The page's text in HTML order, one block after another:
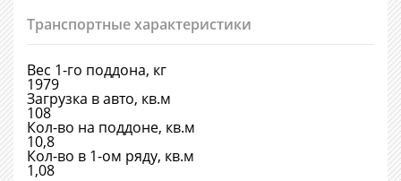
Транспортные характеристики
Вес 1-го поддона, кг
1979
Загрузка в авто, кв.м
108
Кол-во на поддоне, кв.м
10,8
Кол-во в 1-ом ряду, кв.м
1,08